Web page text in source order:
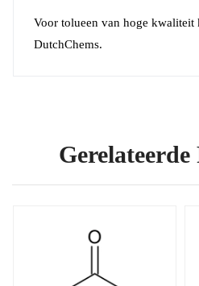
Voor tolueen van hoge
DutchChems.